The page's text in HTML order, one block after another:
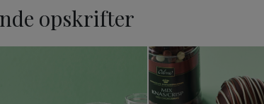
opskrifter
Påskeæg med toffee og lakrids